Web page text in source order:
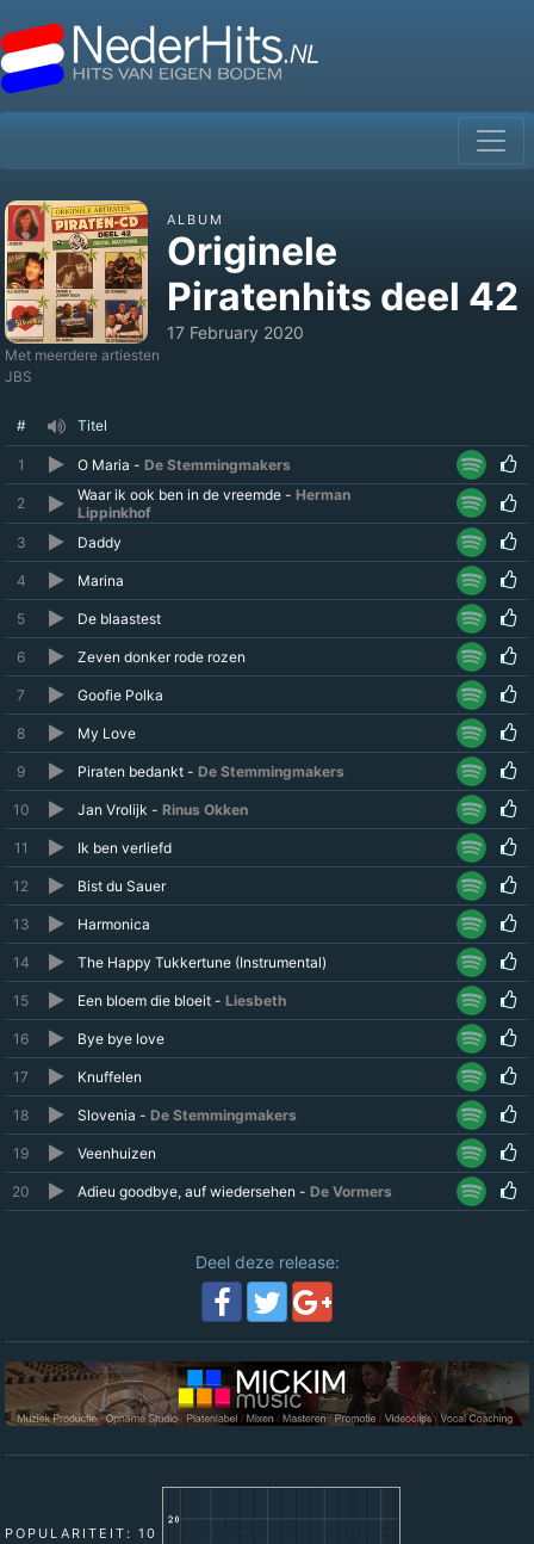
ALBUM
Originele
Piratenhits deel 42
17 February 2020
Met meerdere artiesten
JBS
# Titel
1 O Maria - De Stemmingmakers
2 Waar ik ook ben in de vreemde - Herman
Lippinkhof
3
Daddy
4 Marina
5 De blaastest
6 Zeven donker rode rozen
7 Goofie Polka
8 My Love
9 Piraten bedankt - De Stemmingmakers
10 Jan Vrolijk - Rinus Okken
11 Ik ben verliefd
12 Bist du Sauer
13 Harmonica
14 The Happy Tukkertune (Instrumental)
15 Een bloem die bloeit - Liesbeth
16 Bye bye love
17 Knuffelen
18 Slovenia - De Stemmingmakers
19 Veenhuizen
20 Adieu goodbye, auf wiedersehen - De Vormers
Deel deze release:
POPULARITEIT: 10